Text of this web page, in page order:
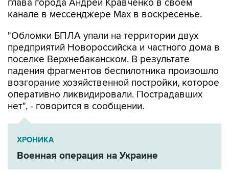
"Обломки БПЛА упали на территории двух
поселке Верхнебаканском. В результате
падения фрагментов беспилотника произошло
возгорание хозяйственной постройки, которое
оперативно ликвидировали. Пострадавших
нет", - говорится в сообщении.
ХРОНИКА
Военная операция на Украине
Новороссийск Андрей Кравченко